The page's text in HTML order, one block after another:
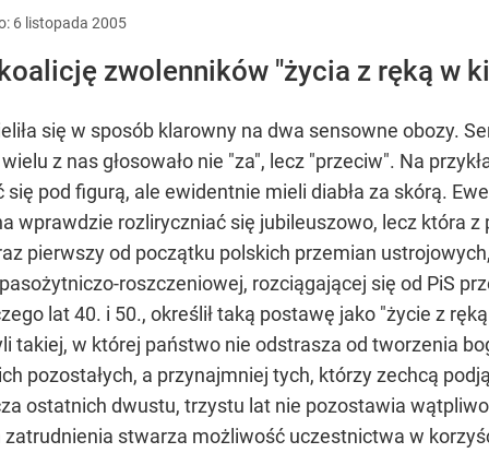
6 listopada 2005
zwolenników "życia z ręką w
się w sposób klarowny na dwa sensowne obozy.
z nas głosowało nie "za", lecz "przeciw". Na
pod figurą, ale ewidentnie mieli diabła za skórą.
wprawdzie rozliryczniać się jubileuszowo, lecz która
pierwszy od początku polskich przemian
roszczeniowej, rozciągającej się od PiS
lat 40. i 50., określił taką postawę jako "życie z
takiej, w której państwo nie odstrasza od tworzenia
pozostałych, a przynajmniej tych, którzy zechcą
ostatnich dwustu, trzystu lat nie pozostawia
stwarza możliwość uczestnictwa w